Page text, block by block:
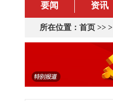
要闻 资讯
所在位置： 首页 >> >